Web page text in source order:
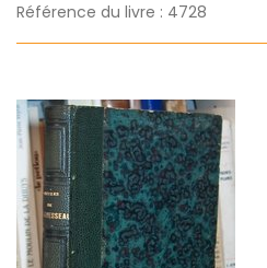
Référence du livre : 4728